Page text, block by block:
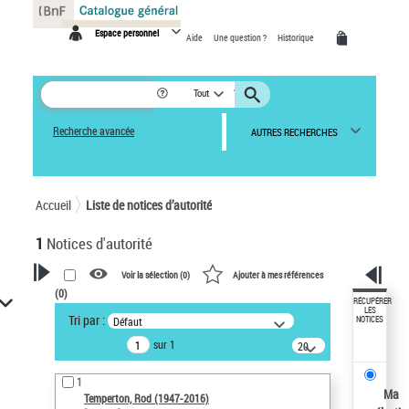
Espace personnel Aide Une question ? Historique
Tout
Recherche avancée AUTRES RECHERCHES
Accueil Liste de notices d’autorité
1 Notices d'autorité
VOTRE RECHERCHE
Recherche avancée dans les
notices d’autorité
Œuvres liées à l'auteur :
Temperton, Rod (1947-2016)
Voir la sélection (0) Ajouter à mes références
(0)
Tri par : Défaut
sur 1
20
résultats/page
1
Temperton, Rod (1947-2016)
RÉCUPÉRER
LES
NOTICES
Ma
Panneau de gestion des cookies